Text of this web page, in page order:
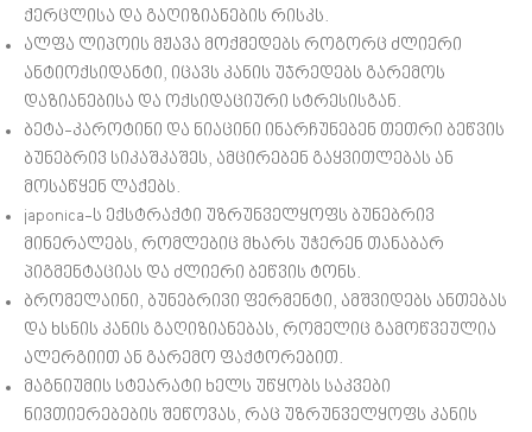
ქერცლისა და გაღიზიანების რისკს.
ალფა ლიპოის მჟავა მოქმედებს როგორც ძლიერი
ანტიოქსიდანტი, იცავს კანის უჯრედებს გარემოს
დაზიანებისა და ოქსიდაციური სტრესისგან.
ბეტა-კაროტინი და ნიაცინი ინარჩუნებენ თეთრი ბეწვის
ბუნებრივ სიკაშკაშეს, ამცირებენ გაყვითლებას ან
მოსაწყენ ლაქებს.
japonica-ს ექსტრაქტი უზრუნველყოფს ბუნებრივ
მინერალებს, რომლებიც მხარს უჭერენ თანაბარ
პიგმენტაციას და ძლიერი ბეწვის ტონს.
ბრომელაინი, ბუნებრივი ფერმენტი, ამშვიდებს ანთებას
და ხსნის კანის გაღიზიანებას, რომელიც გამოწვეულია
ალერგიით ან გარემო ფაქტორებით.
მაგნიუმის სტეარატი ხელს უწყობს საკვები
ნივთიერებების შეწოვას, რაც უზრუნველყოფს კანის